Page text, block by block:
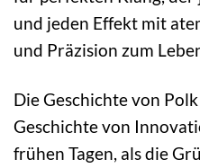
und jeden Effekt mit
und Präzision zum
Die Geschichte von
Geschichte von
frühen Tagen, als die